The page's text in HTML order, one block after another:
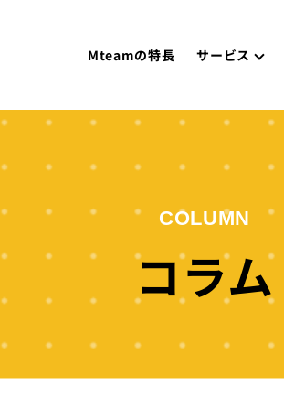
Mteamの特長 サービス
COLUMN
コラム